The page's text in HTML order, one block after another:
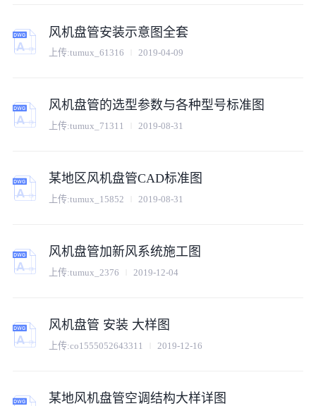
风机盘管安装示意图全套
上传:tumux_61316 2019-04-09
风机盘管的选型参数与各种型号标准图
上传:tumux_71311 2019-08-31
某地区风机盘管CAD标准图
上传:tumux_15852 2019-08-31
风机盘管加新风系统施工图
上传:tumux_2376 2019-12-04
风机盘管 安装 大样图
上传:co1555052643311 2019-12-16
某地风机盘管空调结构大样详图